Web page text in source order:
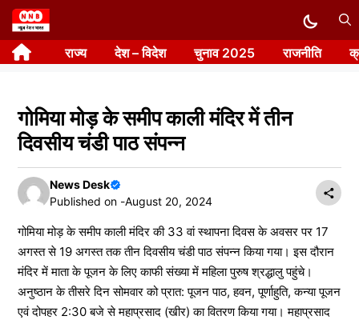
Skip
to
content राज्य देश – विदेश चुनाव 2025 राजनीति
गोमिया मोड़ के समीप काली मंदिर में तीन
दिवसीय चंडी पाठ संपन्न
News Desk
Published on -August 20, 2024
गोमिया मोड़ के समीप काली मंदिर की 33 वां स्थापना दिवस के अवसर पर 17
अगस्त से 19 अगस्त तक तीन दिवसीय चंडी पाठ संपन्न किया गया। इस दौरान
मंदिर में माता के पूजन के लिए काफी संख्या में महिला पुरुष श्रद्धालु पहुंचे।
अनुष्ठान के तीसरे दिन सोमवार को प्रात: पूजन पाठ, हवन, पूर्णाहुति, कन्या पूजन
एवं दोपहर 2:30 बजे से महाप्रसाद (खीर) का वितरण किया गया। महाप्रसाद